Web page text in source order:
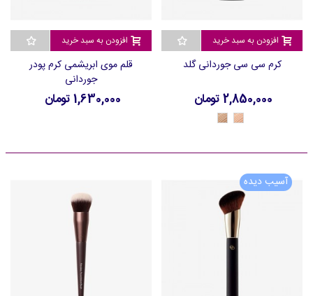
افزودن به سبد خرید
کرم سی سی جوردانی گلد
2,850,000 تومان
42112
-
42113
-
افزودن به سبد خرید
قلم موی ابریشمی کرم پودر
جوردانی
1,630,000 تومان
آسیب دیده